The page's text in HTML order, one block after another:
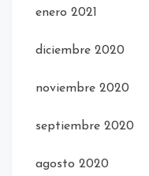
enero 2021
diciembre 2020
noviembre 2020
septiembre 2020
agosto 2020